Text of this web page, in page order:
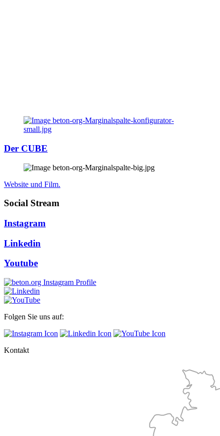
Der CUBE
Website und Film.
Social Stream
Instagram
Linkedin
Youtube
Folgen Sie uns auf:
Kontakt